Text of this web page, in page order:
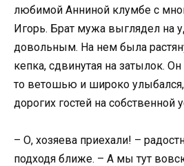
любимой Анниной клумбе с
Игорь. Брат мужа выглядел на
довольным. На нем была
кепка, сдвинутая на затылок.
то ветошью и широко улыбался,
дорогих гостей на собственной
– О, хозяева приехали! –
подходя ближе. – А мы тут